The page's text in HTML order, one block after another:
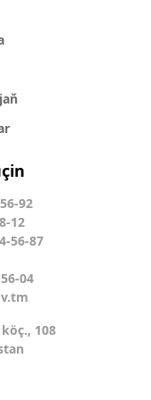
92
12
56-87
04
108